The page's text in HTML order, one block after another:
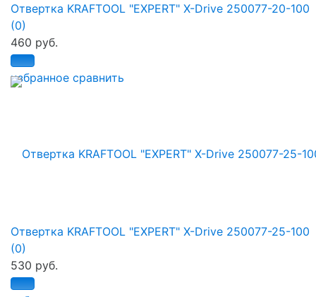
избранное сравнить
Отвертка KRAFTOOL "EXPERT" X-Drive 250077-20-100
(0)
460 руб.
Отвертка KRAFTOOL "EXPERT" X-Drive 250077-25-100
(0)
530 руб.